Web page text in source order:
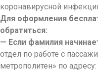
коронавирусной
Для оформления
обратиться:
— Если фамилия
отдел по работе с
метрополитен» по